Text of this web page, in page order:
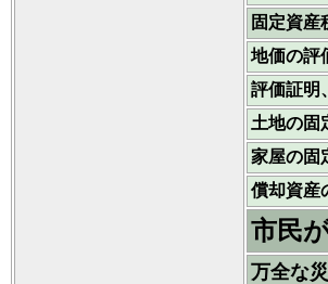
固定資産
地価の評
評価証明
土地の固
家屋の固
償却資産
市民
万全な